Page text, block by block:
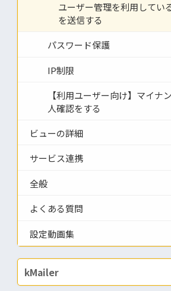
ユーザー管理を利用してい
を送信する
パスワード保護
IP制限
【利用ユーザー向け】マイナ
人確認をする
ビューの詳細
サービス連携
全般
よくある質問
設定動画集
kMailer